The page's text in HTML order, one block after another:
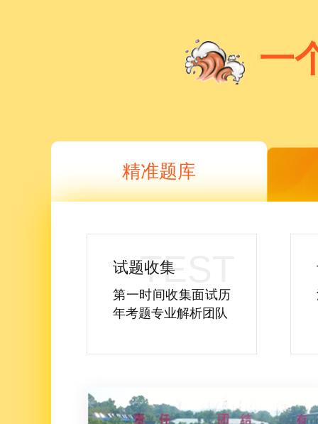
一
精准题库
试题收集
第一时间收集面试历
年考题专业解析团队